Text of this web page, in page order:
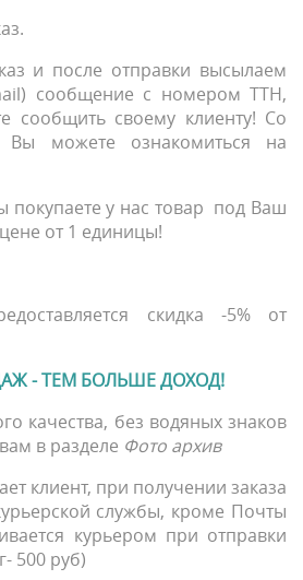
и после отправки высылаем
сообщение с номером ТТН,
сообщить своему клиенту! Со
Вы можете ознакомиться на
покупаете у нас товар под Ваш
от 1 единицы!
скидка -5% от
- ТЕМ БОЛЬШЕ ДОХОД!
качества, без водяных знаков
в разделе Фото архив
клиент, при получении заказа
службы, кроме Почты
курьером при отправки
500 руб)